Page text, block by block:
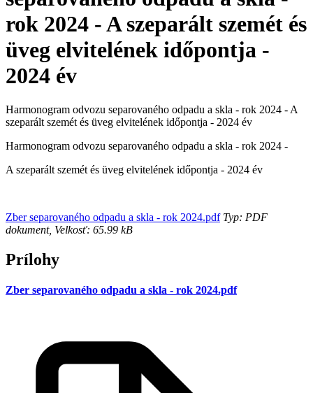
rok 2024 - A szeparált szemét és
üveg elvitelének időpontja -
2024 év
Harmonogram odvozu separovaného odpadu a skla - rok 2024 - A
szeparált szemét és üveg elvitelének időpontja - 2024 év
Harmonogram odvozu separovaného odpadu a skla - rok 2024 -
A szeparált szemét és üveg elvitelének időpontja - 2024 év
Zber separovaného odpadu a skla - rok 2024.pdfTyp: PDF
dokument, Velkosť: 65.99 kB
Prílohy
Zber separovaného odpadu a skla - rok 2024.pdf